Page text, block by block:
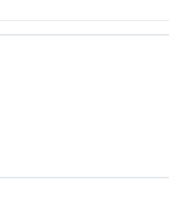
2011.pdf Accessed June
mindless-violence.html
10/riots-comment-
full/10.1177/